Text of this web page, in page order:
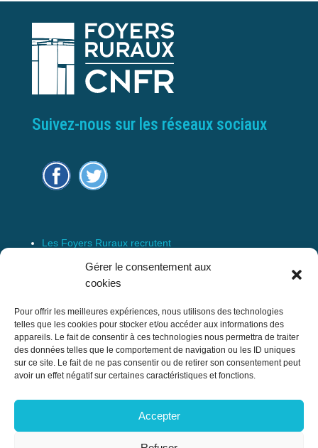
Gérer le consentement aux
cookies
Pour offrir les meilleures expériences, nous utilisons des technologies
telles que les cookies pour stocker et/ou accéder aux informations des
appareils. Le fait de consentir à ces technologies nous permettra de traiter
des données telles que le comportement de navigation ou les ID uniques
sur ce site. Le fait de ne pas consentir ou de retirer son consentement peut
avoir un effet négatif sur certaines caractéristiques et fonctions.
Accepter
Suivez-nous sur les réseaux sociaux
Les Foyers Ruraux recrutent
Connexion
Espace Membre
Confédération Nationale des Foyers Ruraux
& Associations de développement et
17 rue Navoiseau – 93100 MONTREUIL